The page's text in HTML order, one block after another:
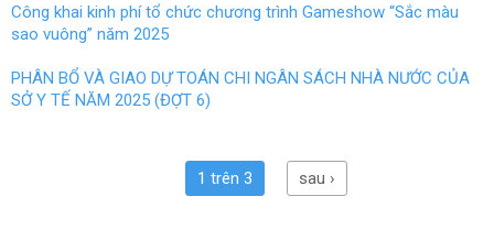
Công khai kinh phí tổ chức chương trình Gameshow “Sắc màu
sao vuông” năm 2025
PHÂN BỔ VÀ GIAO DỰ TOÁN CHI NGÂN SÁCH NHÀ NƯỚC CỦA
SỞ Y TẾ NĂM 2025 (ĐỢT 6)
1 trên 3 sau ›